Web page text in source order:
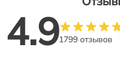
4.91799 отзывов